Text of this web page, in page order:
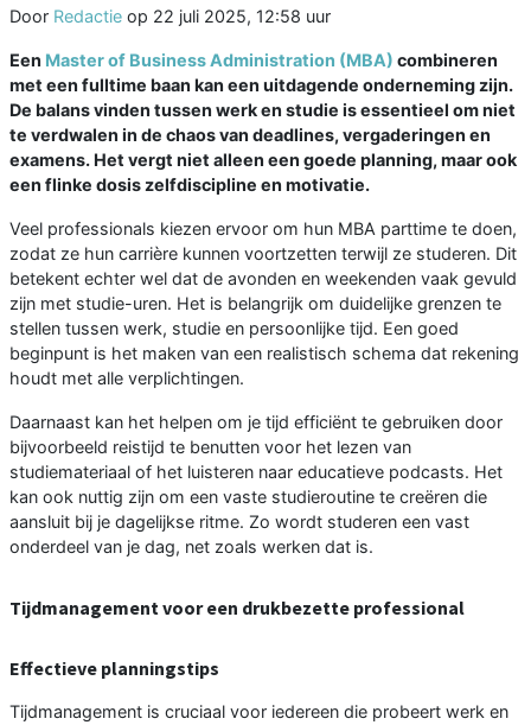
Door Redactie op 22 juli 2025, 12:58 uur
Een Master of Business Administration (MBA) combineren
met een fulltime baan kan een uitdagende onderneming zijn.
De balans vinden tussen werk en studie is essentieel om niet
te verdwalen in de chaos van deadlines, vergaderingen en
examens. Het vergt niet alleen een goede planning, maar ook
een flinke dosis zelfdiscipline en motivatie.
Veel professionals kiezen ervoor om hun MBA parttime te doen,
zodat ze hun carrière kunnen voortzetten terwijl ze studeren. Dit
betekent echter wel dat de avonden en weekenden vaak gevuld
zijn met studie-uren. Het is belangrijk om duidelijke grenzen te
stellen tussen werk, studie en persoonlijke tijd. Een goed
beginpunt is het maken van een realistisch schema dat rekening
houdt met alle verplichtingen.
Daarnaast kan het helpen om je tijd efficiënt te gebruiken door
bijvoorbeeld reistijd te benutten voor het lezen van
studiemateriaal of het luisteren naar educatieve podcasts. Het
kan ook nuttig zijn om een vaste studieroutine te creëren die
aansluit bij je dagelijkse ritme. Zo wordt studeren een vast
onderdeel van je dag, net zoals werken dat is.
Tijdmanagement voor een drukbezette professional
Effectieve planningstips
Tijdmanagement is cruciaal voor iedereen die probeert werk en